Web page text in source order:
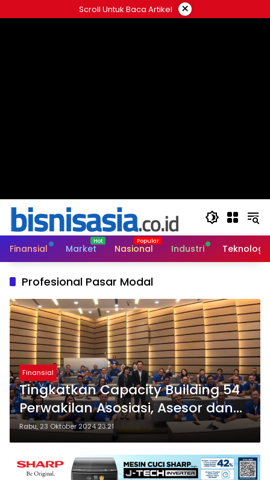
ke
Scroll Untuk Baca Artikel ×
Finansial Market Nasional Industri Teknologi
Profesional Pasar Modal
Finansial
Tingkatkan Capacity Building 54
Perwakilan Asosiasi, Asesor dan
Profesional Pasar Modal
Rabu, 23 Oktober 2024 23:21